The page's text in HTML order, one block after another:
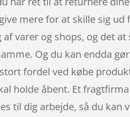
mere for at skille sig
varer og shops, og det
Og du kan endda
fordel ved købe
holde åbent. Et
til dig arbejde, så du